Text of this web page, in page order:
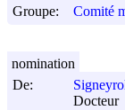
Groupe:
Comité
De:
Docteur
nomination